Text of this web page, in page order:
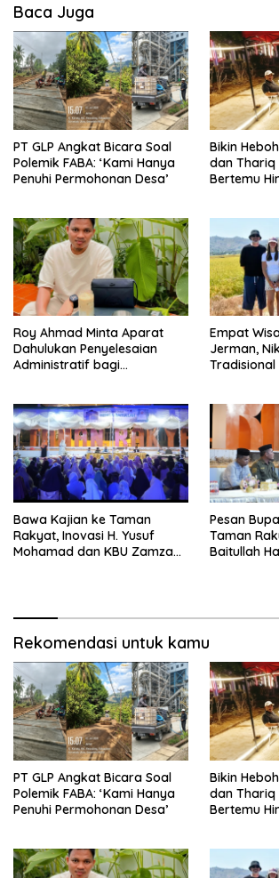
Baca Juga
PT GLP Angkat Bicara Soal
Polemik FABA: ‘Kami Hanya
Penuhi Permohonan Desa’
Bikin
dan Thariq
Bertemu
Roy Ahmad Minta Aparat
Dahulukan Penyelesaian
Administratif bagi
Empat
Jerman,
Bawa Kajian ke Taman
Rakyat, Inovasi H. Yusuf
Mohamad dan KBU Zamzam
Pesan
Taman
Baitullah
Rekomendasi untuk kamu
PT GLP Angkat Bicara Soal
Polemik FABA: ‘Kami Hanya
Penuhi Permohonan Desa’
Bikin
dan Thariq
Bertemu